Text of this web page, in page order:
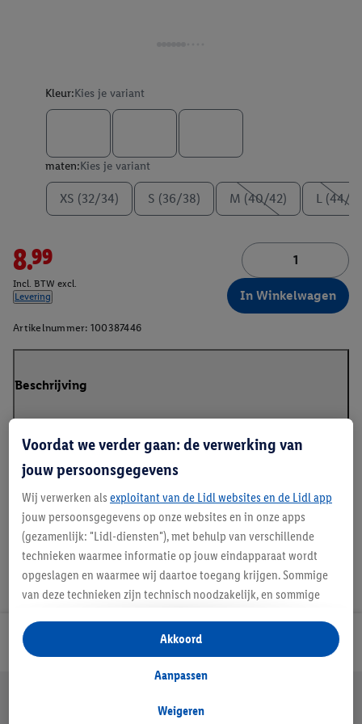
Kleur:Kies je variant
maten:Kies je variant
XS (32/34) S (36/38) M (40/42) L (44/
8.99
Incl. BTW excl.
Levering
In Winkelwagen
Artikelnummer: 100387446
Beschrijving
Details over productveiligheid
Lidl Nieuwsbrief
Veilig winkelen
Voordat we verder gaan: de verwerking van
jouw persoonsgegevens
Wij verwerken als exploitant van de Lidl websites en de Lidl app
jouw persoonsgegevens op onze websites en in onze apps
(gezamenlijk: "Lidl-diensten"), met behulp van verschillende
technieken waarmee informatie op jouw eindapparaat wordt
opgeslagen en waarmee wij daartoe toegang krijgen. Sommige
van deze technieken zijn technisch noodzakelijk, en sommige
opslaan van voorkeursinstellingen, het verzamelen en
analyseren van statistieken of voor het tonen van
gepersonaliseerde reclame binnen en buiten de Lidl-diensten.
gegevens over jouw aankoopgedrag in de winkel ook voor de
Weigeren
Aanpassen
Akkoord